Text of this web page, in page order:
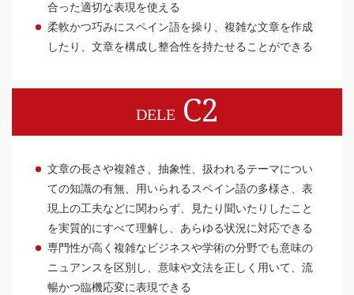
合った適切な表現を使える
柔軟かつ巧みにスペイン語を操り、複雑な文章を作成
したり、文章を構成し整合性を持たせることができる
DELE C2
文章の長さや複雑さ、抽象性、扱われるテーマについ
ての知識の有無、用いられるスペイン語の多様さ、表
現上の工夫などに関わらず、見たり聞いたりしたこと
を実質的にすべて理解し、あらゆる状況に対応できる
専門性が高く複雑なビジネスや学術の分野でも意味の
ニュアンスを区別し、意味や文法を正しく用いて、流
暢かつ臨機応変に表現できる